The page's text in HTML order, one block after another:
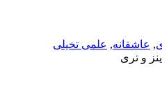
, عاشقانه, علمی تخیلی